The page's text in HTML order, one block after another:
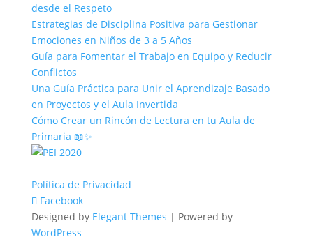
desde el Respeto
Estrategias de Disciplina Positiva para Gestionar
Emociones en Niños de 3 a 5 Años
Guía para Fomentar el Trabajo en Equipo y Reducir
Conflictos
Una Guía Práctica para Unir el Aprendizaje Basado
en Proyectos y el Aula Invertida
Cómo Crear un Rincón de Lectura en tu Aula de
Primaria 📖✨
Política de Privacidad
Facebook
Designed by Elegant Themes | Powered by
WordPress